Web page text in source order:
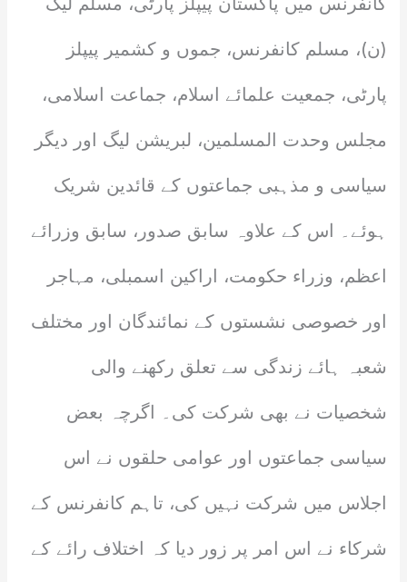
(ن)، مسلم کانفرنس، جموں و کشمیر پیپلز
پارٹی، جمعیت علمائے اسلام، جماعت اسلامی،
مجلس وحدت المسلمین، لبریشن لیگ اور دیگر
سیاسی و مذہبی جماعتوں کے قائدین شریک
ہوئے۔ اس کے علاوہ سابق صدور، سابق وزرائے
اعظم، وزراء حکومت، اراکین اسمبلی، مہاجر
اور خصوصی نشستوں کے نمائندگان اور مختلف
شعبہ ہائے زندگی سے تعلق رکھنے والی
شخصیات نے بھی شرکت کی۔ اگرچہ بعض
سیاسی جماعتوں اور عوامی حلقوں نے اس
اجلاس میں شرکت نہیں کی، تاہم کانفرنس کے
شرکاء نے اس امر پر زور دیا کہ اختلاف رائے کے